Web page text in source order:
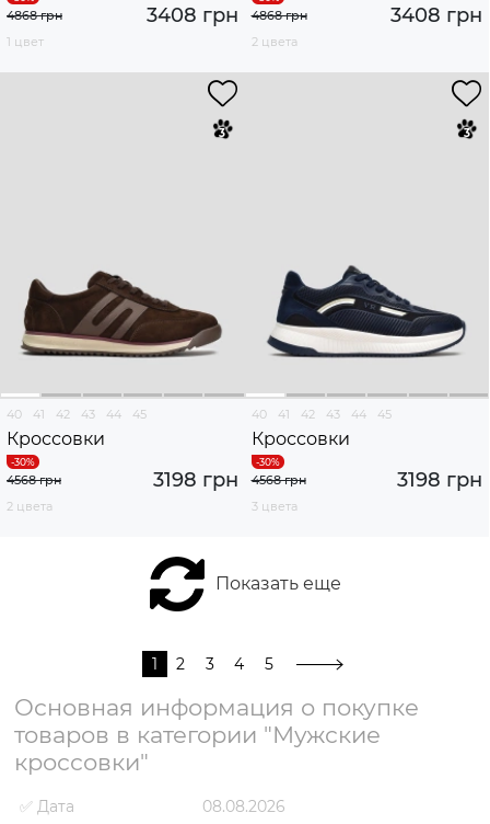
3408 грн
4868 грн
1 цвет
3408 грн
4868 грн
2 цвета
40 41 42 43 44 45
Кроссовки
3198 грн
4568 грн
2 цвета
40 41 42 43 44 45
Кроссовки
3198 грн
4568 грн
3 цвета
Показать еще
1 2 3 4 5
Основная информация о покупке
товаров в категории "Мужские
кроссовки"
✅ Дата
08.08.2026